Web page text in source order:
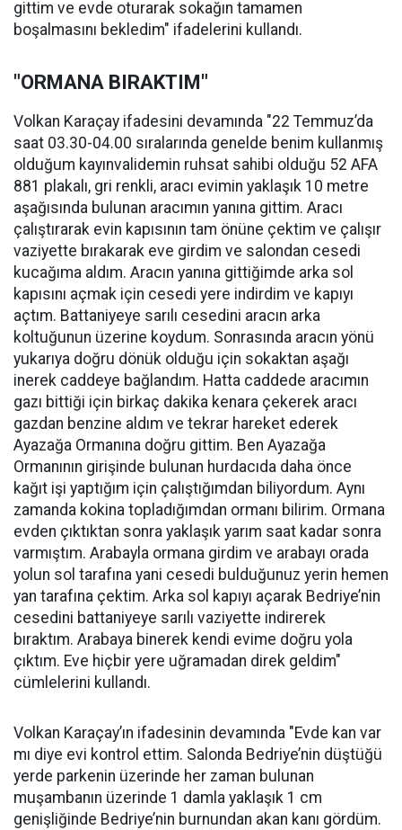
gittim ve evde oturarak sokağın tamamen
boşalmasını bekledim" ifadelerini kullandı.
"ORMANA BIRAKTIM"
Volkan Karaçay ifadesini devamında "22 Temmuz’da
saat 03.30-04.00 sıralarında genelde benim kullanmış
olduğum kayınvalidemin ruhsat sahibi olduğu 52 AFA
881 plakalı, gri renkli, aracı evimin yaklaşık 10 metre
aşağısında bulunan aracımın yanına gittim. Aracı
çalıştırarak evin kapısının tam önüne çektim ve çalışır
vaziyette bırakarak eve girdim ve salondan cesedi
kucağıma aldım. Aracın yanına gittiğimde arka sol
kapısını açmak için cesedi yere indirdim ve kapıyı
açtım. Battaniyeye sarılı cesedini aracın arka
koltuğunun üzerine koydum. Sonrasında aracın yönü
yukarıya doğru dönük olduğu için sokaktan aşağı
inerek caddeye bağlandım. Hatta caddede aracımın
gazı bittiği için birkaç dakika kenara çekerek aracı
gazdan benzine aldım ve tekrar hareket ederek
Ayazağa Ormanına doğru gittim. Ben Ayazağa
Ormanının girişinde bulunan hurdacıda daha önce
kağıt işi yaptığım için çalıştığımdan biliyordum. Aynı
zamanda kokina topladığımdan ormanı bilirim. Ormana
evden çıktıktan sonra yaklaşık yarım saat kadar sonra
varmıştım. Arabayla ormana girdim ve arabayı orada
yolun sol tarafına yani cesedi bulduğunuz yerin hemen
yan tarafına çektim. Arka sol kapıyı açarak Bedriye’nin
cesedini battaniyeye sarılı vaziyette indirerek
bıraktım. Arabaya binerek kendi evime doğru yola
çıktım. Eve hiçbir yere uğramadan direk geldim"
cümlelerini kullandı.
Volkan Karaçay’ın ifadesinin devamında "Evde kan var
mı diye evi kontrol ettim. Salonda Bedriye’nin düştüğü
yerde parkenin üzerinde her zaman bulunan
muşambanın üzerinde 1 damla yaklaşık 1 cm
genişliğinde Bedriye’nin burnundan akan kanı gördüm.